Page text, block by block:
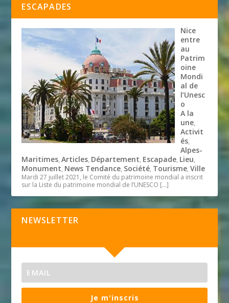
ESCAPADES
Nice
entre
au
Patrim
oine
Mondi
al de
l’Unesc
o
A la
une,
Activit
és,
Alpes-
Maritimes,Articles, Département, Escapade, Lieu,
Monument, News Tendance, Société, Tourisme,Ville
Mardi 27 juillet 2021, le Comité du patrimoine mondial a inscrit
sur la Liste du patrimoine mondial de l’UNESCO […]
NEWSLETTER
Je m'inscris